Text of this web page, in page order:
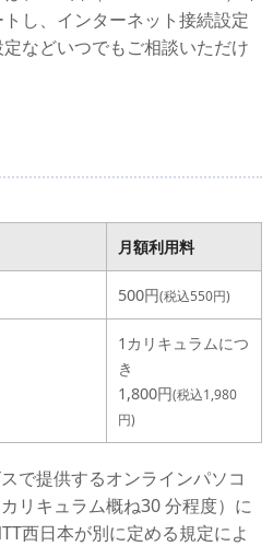
し、インターネット接続設定
などいつでもご相談いただけ
月額利用料
500円(税込550円)
1カリキュラムにつ
き
1,800円(税込1,980
円)
で提供するオンラインパソコ
リキュラム概ね30 分程度）に
西日本が別に定める規定によ